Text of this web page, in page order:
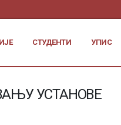
СТУДЕНТИ УПИС
УСТАНОВЕ